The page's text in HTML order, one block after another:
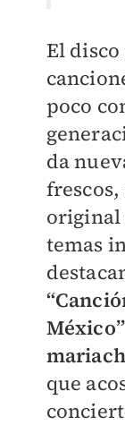
El
poco
da
original
temas
que